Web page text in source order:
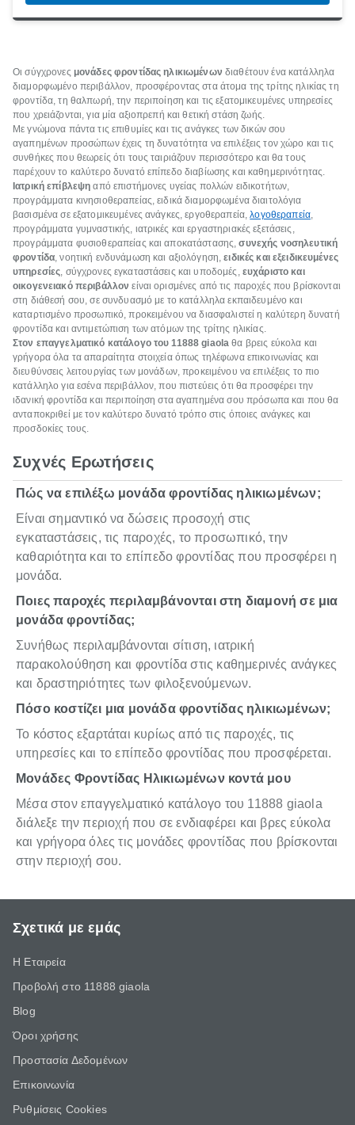
Οι σύγχρονες μονάδες φροντίδας ηλικιωμένων διαθέτουν ένα κατάλληλα
διαμορφωμένο περιβάλλον, προσφέροντας στα άτομα της τρίτης ηλικίας τη
φροντίδα, τη θαλπωρή, την περιποίηση και τις εξατομικευμένες υπηρεσίες
που χρειάζονται, για μία αξιοπρεπή και θετική στάση ζωής.
Με γνώμονα πάντα τις επιθυμίες και τις ανάγκες των δικών σου
αγαπημένων προσώπων έχεις τη δυνατότητα να επιλέξεις τον χώρο και τις
συνθήκες που θεωρείς ότι τους ταιριάζουν περισσότερο και θα τους
παρέχουν το καλύτερο δυνατό επίπεδο διαβίωσης και καθημερινότητας.
Ιατρική επίβλεψη από επιστήμονες υγείας πολλών ειδικοτήτων,
προγράμματα κινησιοθεραπείας, ειδικά διαμορφωμένα διαιτολόγια
βασισμένα σε εξατομικευμένες ανάγκες, εργοθεραπεία,λογοθεραπεία,
προγράμματα γυμναστικής, ιατρικές και εργαστηριακές εξετάσεις,
προγράμματα φυσιοθεραπείας και αποκατάστασης,συνεχής νοσηλευτική
φροντίδα, νοητική ενδυνάμωση και αξιολόγηση,ειδικές και εξειδικευμένες
υπηρεσίες, σύγχρονες εγκαταστάσεις και υποδομές, ευχάριστο και
οικογενειακό περιβάλλον είναι ορισμένες από τις παροχές που βρίσκονται
στη διάθεσή σου, σε συνδυασμό με το κατάλληλα εκπαιδευμένο και
καταρτισμένο προσωπικό, προκειμένου να διασφαλιστεί η καλύτερη δυνατή
φροντίδα και αντιμετώπιση των ατόμων της τρίτης ηλικίας.
Στον επαγγελματικό κατάλογο του 11888giaola θα βρεις εύκολα και
γρήγορα όλα τα απαραίτητα στοιχεία όπως τηλέφωνα επικοινωνίας και
διευθύνσεις λειτουργίας των μονάδων, προκειμένου να επιλέξεις το πιο
κατάλληλο για εσένα περιβάλλον, που πιστεύεις ότι θα προσφέρει την
ιδανική φροντίδα και περιποίηση στα αγαπημένα σου πρόσωπα και που θα
ανταποκριθεί με τον καλύτερο δυνατό τρόπο στις όποιες ανάγκες και
προσδοκίες τους.
Συχνές Ερωτήσεις
Πώς να επιλέξω μονάδα φροντίδας ηλικιωμένων;
Είναι σημαντικό να δώσεις προσοχή στις
εγκαταστάσεις, τις παροχές, το προσωπικό, την
καθαριότητα και το επίπεδο φροντίδας που προσφέρει η
μονάδα.
Ποιες παροχές περιλαμβάνονται στη διαμονή σε μια
μονάδα φροντίδας;
Συνήθως περιλαμβάνονται σίτιση, ιατρική
παρακολούθηση και φροντίδα στις καθημερινές ανάγκες
και δραστηριότητες των φιλοξενούμενων.
Πόσο κοστίζει μια μονάδα φροντίδας ηλικιωμένων;
Το κόστος εξαρτάται κυρίως από τις παροχές, τις
υπηρεσίες και το επίπεδο φροντίδας που προσφέρεται.
Μονάδες Φροντίδας Ηλικιωμένων κοντά μου
Μέσα στον επαγγελματικό κατάλογο του 11888 giaola
διάλεξε την περιοχή που σε ενδιαφέρει και βρες εύκολα
και γρήγορα όλες τις μονάδες φροντίδας που βρίσκονται
στην περιοχή σου.
Σχετικά με εμάς
Η Εταιρεία
Προβολή στο 11888 giaola
Blog
Όροι χρήσης
Προστασία Δεδομένων
Επικοινωνία
Ρυθμίσεις Cookies